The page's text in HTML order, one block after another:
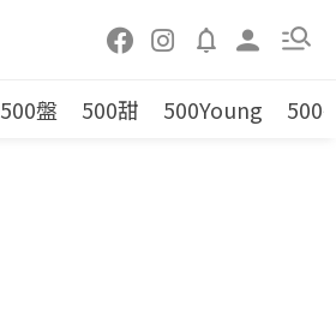
500盤 500甜 500Young 500